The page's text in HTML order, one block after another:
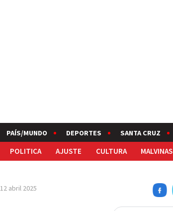
PAÍS/MUNDO DEPORTES SANTA CRUZ
POLITICA AJUSTE CULTURA MALVINAS
12 abril 2025